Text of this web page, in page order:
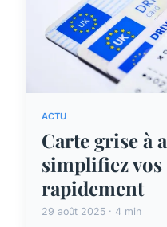
ACTU
Carte grise à
simplifiez
rapidement
29 août 2025 · 4 min